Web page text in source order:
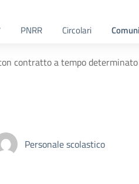
PNRR Circolari
contratto a tempo determinato
Personale scolastico